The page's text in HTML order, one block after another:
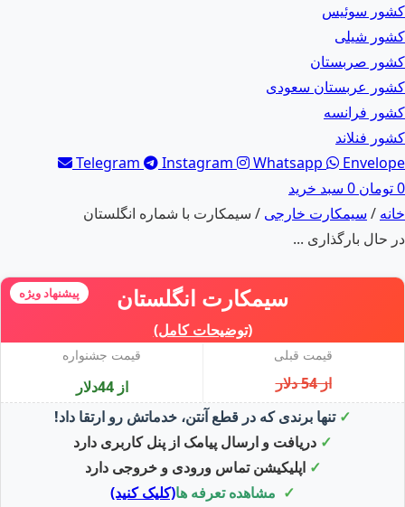
کشور سوئیس
کشور شیلی
کشور صربستان
کشور عربستان سعودی
کشور فرانسه
کشور فنلاند
Telegram
Instagram Whatsapp
Envelope
0تومان 0 سبد خرید
خانه / سیمکارت خارجی / سیمکارت با شماره انگلستان
در حال بارگذاری ...
سیمکارت انگلستان
(توضیحات کامل)
پیشنهاد ویژه
قیمت قبلی
از 54 دلار
قیمت جشنواره
از 44دلار
✓ تنها برندی که در قطع آنتن، خدماتش رو ارتقا داد!
✓ دریافت و ارسال پیامک از پنل کاربری دارد
✓ اپلیکیشن تماس ورودی و خروجی دارد
✓ مشاهده تعرفه ها(کلیک کنید)